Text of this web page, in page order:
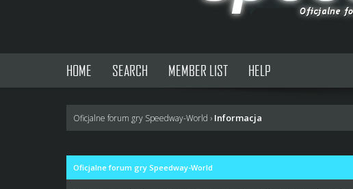
HOME SEARCH MEMBER LIST HELP
Oficjalne forum gry Speedway-World › Informacja
Oficjalne forum gry Speedway-World